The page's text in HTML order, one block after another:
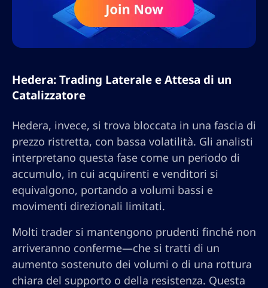
Hedera: Trading Laterale e Attesa di un
Catalizzatore
Hedera, invece, si trova bloccata in una fascia di
prezzo ristretta, con bassa volatilità. Gli analisti
interpretano questa fase come un periodo di
accumulo, in cui acquirenti e venditori si
equivalgono, portando a volumi bassi e
movimenti direzionali limitati.
Molti trader si mantengono prudenti finché non
arriveranno conferme—che si tratti di un
aumento sostenuto dei volumi o di una rottura
chiara del supporto o della resistenza. Questa